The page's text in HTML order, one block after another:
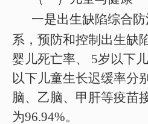
一是出生缺陷综合
系，预防和控制出生缺陷
婴儿死亡率、
5岁以下
以下儿童生长迟缓率分
脑、乙脑、甲肝等疫苗
为96.94%。